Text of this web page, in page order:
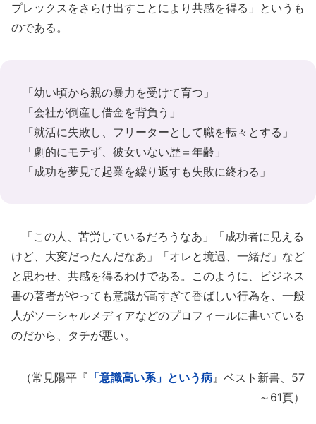
プレックスをさらけ出すことにより共感を得る」というも
のである。
「幼い頃から親の暴力を受けて育つ」
「会社が倒産し借金を背負う」
「就活に失敗し、フリーターとして職を転々とする」
「劇的にモテず、彼女いない歴＝年齢」
「成功を夢見て起業を繰り返すも失敗に終わる」
「この人、苦労しているだろうなあ」「成功者に見える
けど、大変だったんだなあ」「オレと境遇、一緒だ」など
と思わせ、共感を得るわけである。このように、ビジネス
書の著者がやっても意識が高すぎて香ばしい行為を、一般
人がソーシャルメディアなどのプロフィールに書いている
のだから、タチが悪い。
（常見陽平『 「意識高い系」という病』ベスト新書、57
～61頁）